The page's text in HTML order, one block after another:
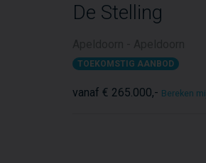
De Stelling
TOEKOMSTIG AANBOD
vanaf € 265.000,- Bereken